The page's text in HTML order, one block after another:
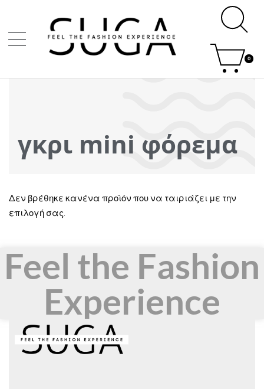
0
γκρι mini φόρεμα
Δεν βρέθηκε κανένα προϊόν που να ταιριάζει με την
επιλογή σας.
Feel the Fashion
Experience